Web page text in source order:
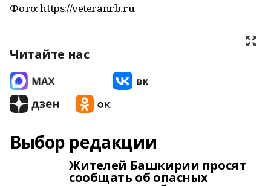
Фото: https://veteranrb.ru
Читайте нас
Выбор редакции
Жителей Башкирии просят
сообщать об опасных